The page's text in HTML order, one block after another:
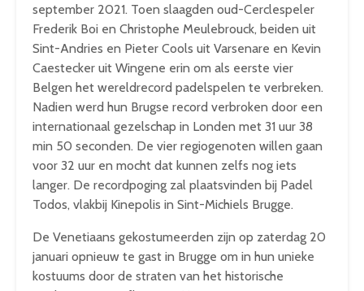
september 2021. Toen slaagden oud-Cerclespeler
Frederik Boi en Christophe Meulebrouck, beiden uit
Sint-Andries en Pieter Cools uit Varsenare en Kevin
Caestecker uit Wingene erin om als eerste vier
Belgen het wereldrecord padelspelen te verbreken.
Nadien werd hun Brugse record verbroken door een
internationaal gezelschap in Londen met 31 uur 38
min 50 seconden. De vier regiogenoten willen gaan
voor 32 uur en mocht dat kunnen zelfs nog iets
langer. De recordpoging zal plaatsvinden bij Padel
Todos, vlakbij Kinepolis in Sint-Michiels Brugge.
De Venetiaans gekostumeerden zijn op zaterdag 20
januari opnieuw te gast in Brugge om in hun unieke
kostuums door de straten van het historische